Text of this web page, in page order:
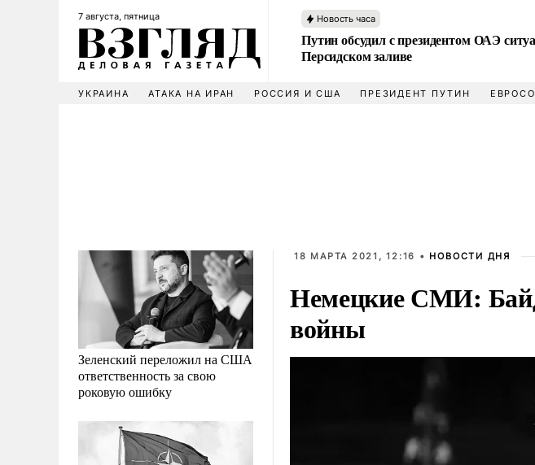
7 августа, пятница Новость часа
Путин обсудил с президентом ОАЭ
Персидском заливе
УКРАИНА АТАКА НА ИРАН РОССИЯ И США ПРЕЗИДЕНТ ПУТИН
Зеленский переложил на США
ответственность за свою
роковую ошибку
18 МАРТА 2021, 12:16 • НОВОСТИ ДНЯ
Немецкие СМИ:
войны